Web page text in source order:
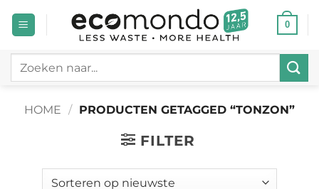
naar
0
Zoeken
HOME / PRODUCTEN GETAGGED “TONZON”
FILTER